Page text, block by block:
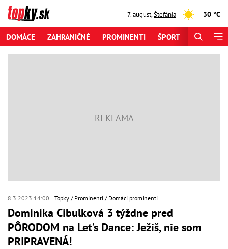
7. august,Štefánia 30 °C
DOMÁCE ZAHRANIČNÉ PROMINENTI ŠPORT
8.3.2023 14:00 Topky Prominenti Domáci prominenti
Dominika Cibulková 3 týždne pred
PÔRODOM na Let’s Dance: Ježiš, nie som
PRIPRAVENÁ!